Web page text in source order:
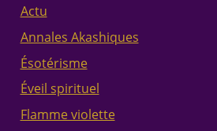
Actu
Annales Akashiques
Ésotérisme
Éveil spirituel
Flamme violette